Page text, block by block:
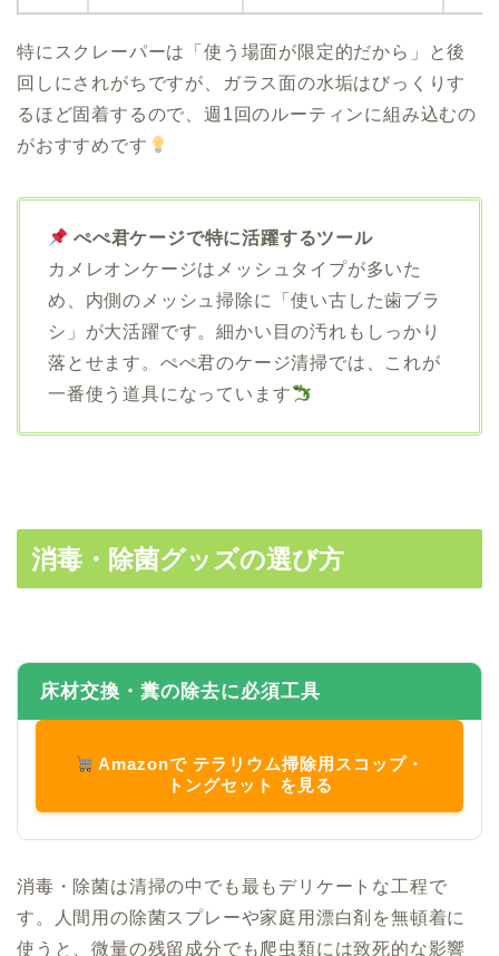
特にスクレーパーは「使う場面が限定的だから」と後
回しにされがちですが、ガラス面の水垢はびっくりす
るほど固着するので、週1回のルーティンに組み込むの
がおすすめです
ぺぺ君ケージで特に活躍するツール
カメレオンケージはメッシュタイプが多いた
め、内側のメッシュ掃除に「使い古した歯ブラ
シ」が大活躍です。細かい目の汚れもしっかり
落とせます。ぺぺ君のケージ清掃では、これが
一番使う道具になっています
消毒・除菌グッズの選び方
床材交換・糞の除去に必須工具
Amazonで テラリウム掃除用スコップ・
トングセット を見る
消毒・除菌は清掃の中でも最もデリケートな工程で
す。人間用の除菌スプレーや家庭用漂白剤を無頓着に
使うと、微量の残留成分でも爬虫類には致死的な影響